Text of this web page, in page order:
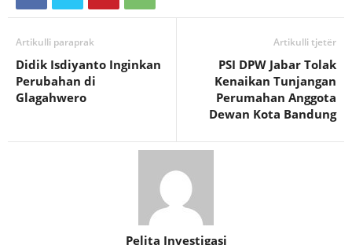
Artikulli paraprak
Didik Isdiyanto Inginkan
Perubahan di
Glagahwero
Artikulli tjetër
PSI DPW Jabar Tolak
Kenaikan Tunjangan
Perumahan Anggota
Dewan Kota Bandung
Pelita Investigasi